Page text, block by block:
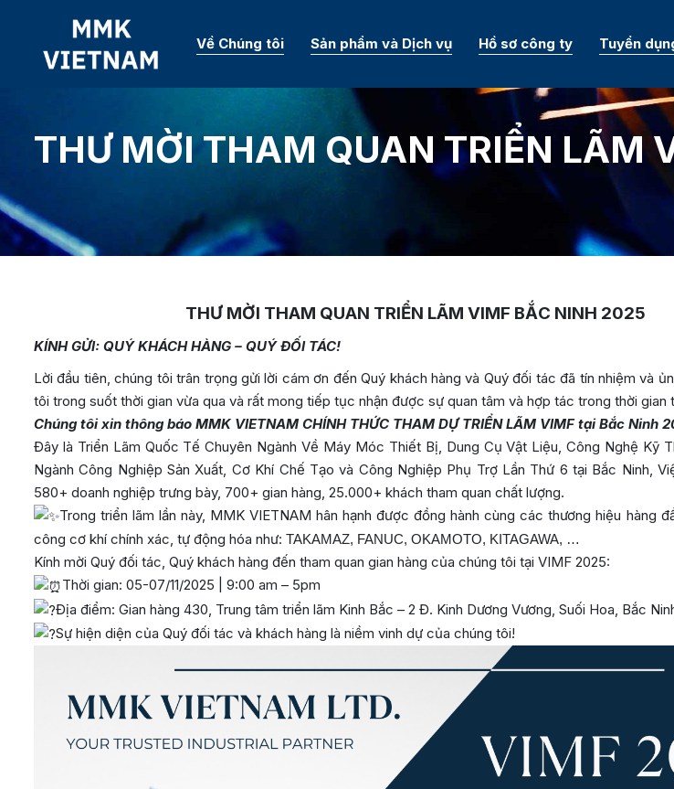
Về Chúng tôi Sản phẩm và Dịch vụ Hồ sơ công ty Tuyển
THƯ MỜI THAM QUAN TRIỂN LÃM
THƯ MỜI THAM QUAN TRIỂN LÃM VIMF BẮC NINH 2025
KÍNH GỬI: QUÝ KHÁCH HÀNG – QUÝ ĐỐI TÁC!
Lời đầu tiên, chúng tôi trân trọng gửi lời cám ơn đến Quý khách hàng và Quý đối tác đã tín nhiệm và
tôi trong suốt thời gian vừa qua và rất mong tiếp tục nhận được sự quan tâm và hợp tác trong thời gian
Chúng tôi xin thông báo MMK VIETNAM CHÍNH THỨC THAM DỰ TRIỂN LÃM VIMF tại Bắc Ninh
Đây là Triển Lãm Quốc Tế Chuyên Ngành Về Máy Móc Thiết Bị, Dung Cụ Vật Liệu, Công Nghệ Kỹ
Ngành Công Nghiệp Sản Xuất, Cơ Khí Chế Tạo và Công Nghiệp Phụ Trợ Lần Thứ 6 tại Bắc Ninh,
580+ doanh nghiệp trưng bày, 700+ gian hàng, 25.000+ khách tham quan chất lượng.
Trong triển lãm lần này, MMK VIETNAM hân hạnh được đồng hành cùng các thương hiệu hàng
công cơ khí chính xác, tự động hóa như: TAKAMAZ, FANUC, OKAMOTO, KITAGAWA, …
Kính mời Quý đối tác, Quý khách hàng đến tham quan gian hàng của chúng tôi tại VIMF 2025:
Thời gian: 05-07/11/2025 | 9:00 am – 5pm
Địa điểm: Gian hàng 430, Trung tâm triển lãm Kinh Bắc – 2 Đ. Kinh Dương Vương, Suối Hoa, Bắc
Sự hiện diện của Quý đối tác và khách hàng là niềm vinh dự của chúng tôi!